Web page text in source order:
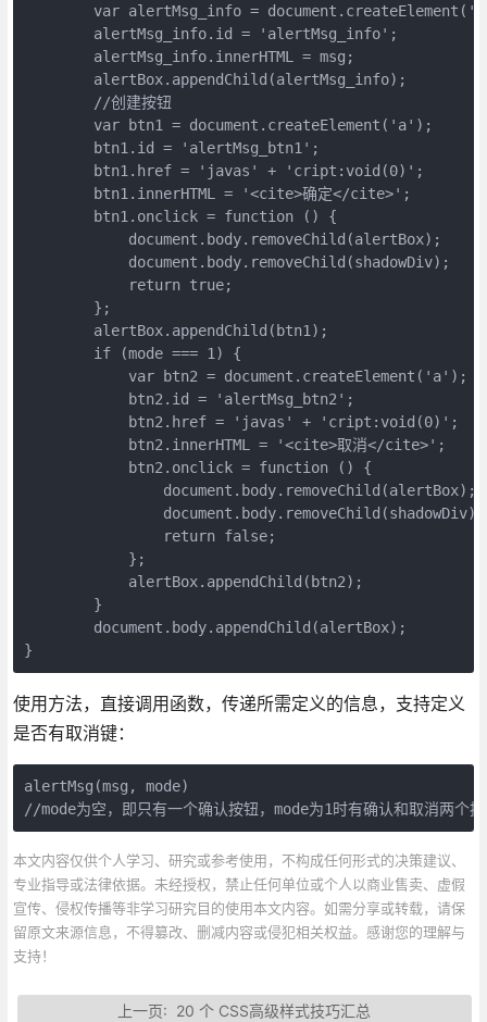
var alertMsg_info =
        alertMsg_info.id = 'alertMsg_info';
        alertMsg_info.innerHTML = msg;
        alertBox.appendChild(alertMsg_info);
        //创建按钮
        var btn1 = document.createElement('a');
        btn1.id = 'alertMsg_btn1';
        btn1.href = 'javas' + 'cript:void(0)';
        btn1.innerHTML = '<cite>确定</cite>';
        btn1.onclick = function () {
            document.body.removeChild(alertBox);
            document.body.removeChild(shadowDiv);
            return true;
        };
        alertBox.appendChild(btn1);
        if (mode === 1) {
            var btn2 = document.createElement('a');
            btn2.id = 'alertMsg_btn2';
            btn2.href = 'javas' + 'cript:void(0)';
            btn2.innerHTML = '<cite>取消</cite>';
            btn2.onclick = function () {
                document.body.removeChild(alertBox);
                document.body.removeChild(shadowDiv);
                return false;
            };
            alertBox.appendChild(btn2);
        }
        document.body.appendChild(alertBox);
}
使用方法，直接调用函数，传递所需定义的信息，支持定义
是否有取消键：
alertMsg(msg, mode)
//mode为空，即只有一个确认按钮，mode为1时有确认和取消两个
本文内容仅供个人学习、研究或参考使用，不构成任何形式的决策建议、
专业指导或法律依据。未经授权，禁止任何单位或个人以商业售卖、虚假
宣传、侵权传播等非学习研究目的使用本文内容。如需分享或转载，请保
留原文来源信息，不得篡改、删减内容或侵犯相关权益。感谢您的理解与
支持！
上一页: 20 个 CSS高级样式技巧汇总